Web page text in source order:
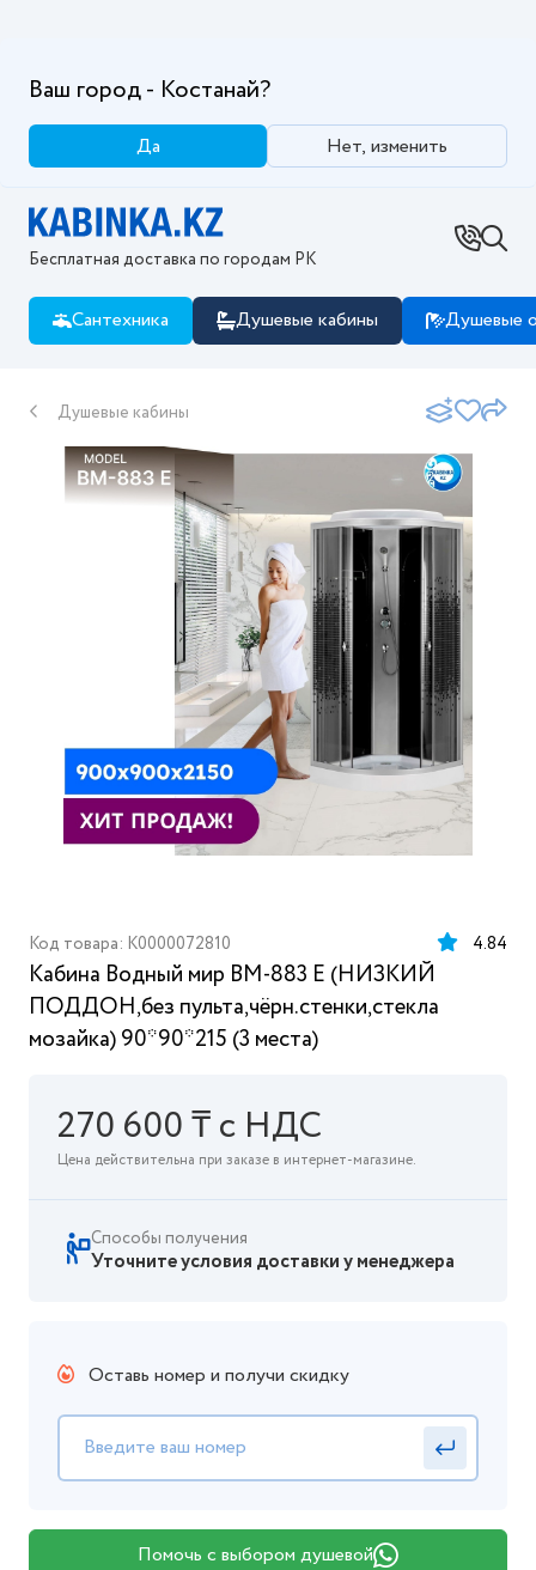
Ваш город - Костанай?
Да Нет, изменить
Бесплатная доставка по городам РК
Сантехника Душевые кабины Душевые
Душевые кабины
Код товара: K0000072810 4.84
Кабина Водный мир ВМ-883 E (НИЗКИЙ
ПОДДОН,без пульта,чёрн.стенки,стекла
мозайка) 90*90*215 (3 места)
270 600 ₸ с НДС
Цена действительна при заказе в интернет-магазине.
Способы получения
Уточните условия доставки у менеджера
Оставь номер и получи скидку
Помочь с выбором душевой